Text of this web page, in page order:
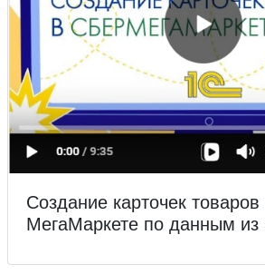
Создание карточек товаров
МегаМаркете по данным из